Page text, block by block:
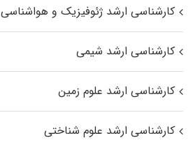
کارشناسی ارشد ژئوفیزیک و هواشناسی
کارشناسی ارشد شیمی
کارشناسی ارشد علوم زمین
کارشناسی ارشد علوم شناختی